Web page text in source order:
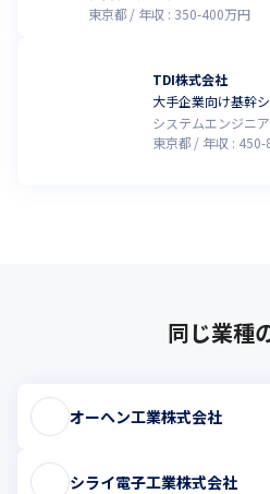
東京都
年収 : 350-400万円
TDI株式会社
大手企業向け基幹
システムエンジニア
東京都
年収 : 450-
同じ業種
オーヘン工業株式会社
シライ電子工業株式会社